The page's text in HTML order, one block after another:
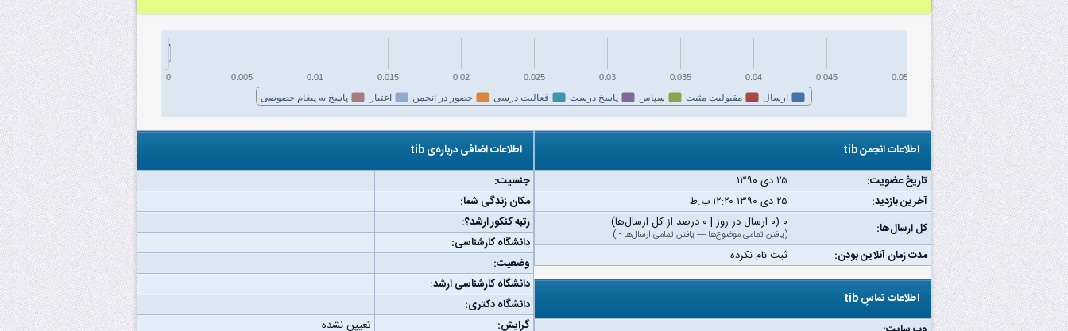
ارسال مقبولیت مثبت سپاس پاسخ درست فعالیت درسی حضور در انجمن اعتبار پاسخ به پیغام خصوصی
0 0.005 0.01 0.015 0.02 0.025 0.03 0.035 0.04 0.045 0.05
اطلاعات انجمن tib
تاریخ عضویت:
۲۵ دى ۱۳۹۰
آخرین بازدید:
۲۵ دى ۱۳۹۰ ۱۲:۲۰ ب.ظ
کل ارسال‌ها:
۰ (۰ ارسال در روز | ۰ درصد از کل ارسال‌ها)
(یافتن تمامی موضوع‌ها — یافتن تمامی ارسال‌ها -
)
مدت زمان آنلاین بودن: ثبت نام نکرده
اطلاعات تماسِ tib
اطلاعات اضافی درباره‌ی tib
جنسیت:
مکان زندگی شما:
رتبه کنکور ارشد؟:
دانشگاه کارشناسی:
وضعیت:
دانشگاه کارشناسی ارشد:
دانشگاه دکتری:
گرایش:
تعیین نشده